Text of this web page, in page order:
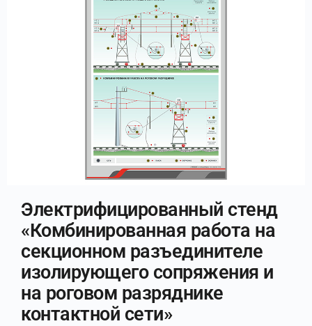
Электрифицированный стенд
«Комбинированная работа на
секционном разъединителе
изолирующего сопряжения и
на роговом разряднике
контактной сети»